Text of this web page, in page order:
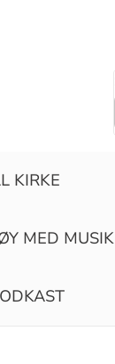
KIRKE
MED